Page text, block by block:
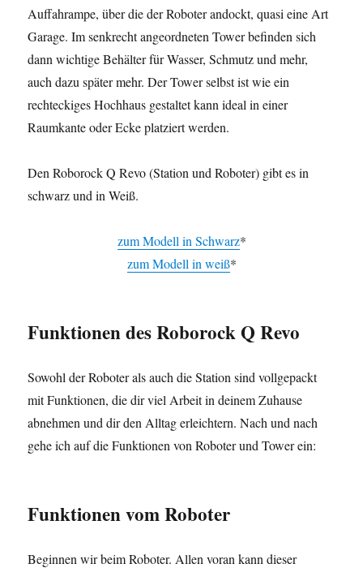
Auffahrampe, über die der Roboter andockt, quasi eine Art
Garage. Im senkrecht angeordneten Tower befinden sich
dann wichtige Behälter für Wasser, Schmutz und mehr,
auch dazu später mehr. Der Tower selbst ist wie ein
rechteckiges Hochhaus gestaltet kann ideal in einer
Raumkante oder Ecke platziert werden.
Den Roborock Q Revo (Station und Roboter) gibt es in
schwarz und in Weiß.
zum Modell in Schwarz*
zum Modell in weiß*
Funktionendes Roborock Q Revo
Sowohl der Roboter als auch die Station sind vollgepackt
mit Funktionen, die dir viel Arbeit in deinem Zuhause
abnehmen und dir den Alltag erleichtern. Nach und nach
gehe ich auf die Funktionen von Roboter und Tower ein:
Funktionen vom Roboter
Beginnen wir beim Roboter. Allen voran kann dieser